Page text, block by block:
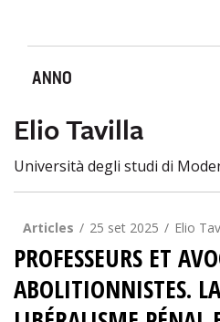
ANNO
Elio Tavilla
Università degli studi di
Articles 25 set 2025 Elio
PROFESSEURS ET
ABOLITIONNISTES.